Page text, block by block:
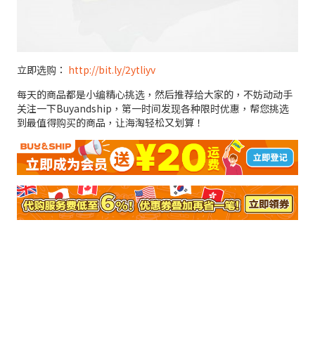
立即选购： http://bit.ly/2ytliyv
每天的商品都是小编精心挑选，然后推荐给大家的，不妨动动手
关注一下Buyandship，第一时间发现各种限时优惠，帮您挑选
到最值得购买的商品，让海淘轻松又划算！